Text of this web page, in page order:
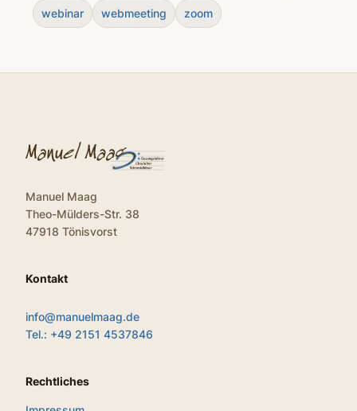
webinar webmeeting zoom
Manuel Maag
Theo-Mülders-Str. 38
47918 Tönisvorst
Kontakt
info@manuelmaag.de
Tel.: +49 2151 4537846
Rechtliches